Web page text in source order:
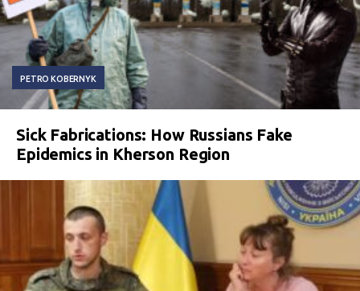
PETRO KOBERNYK
Sick Fabrications: How Russians Fake
Epidemics in Kherson Region